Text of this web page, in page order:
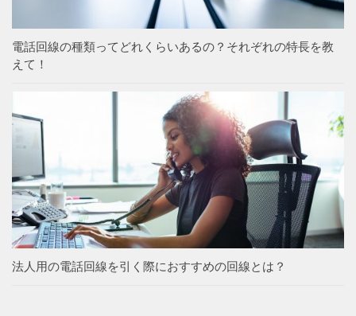
電話回線の種類ってどれくらいあるの？それぞれの特長を教
えて！
法人用の電話回線を引く際におすすめの回線とは？